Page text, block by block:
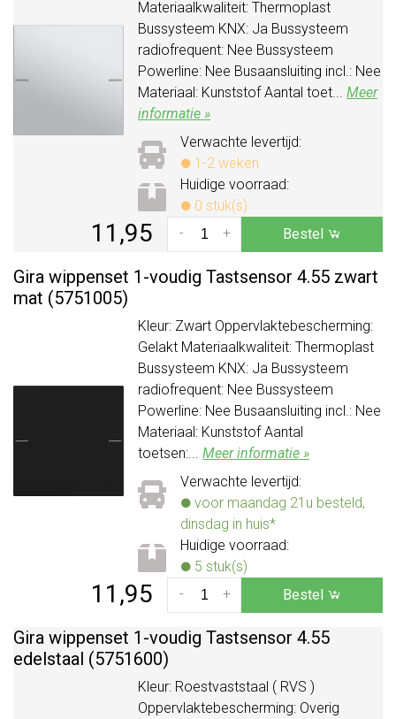
Materiaalkwaliteit: Thermoplast
Bussysteem KNX: Ja Bussysteem
radiofrequent: Nee Bussysteem
Powerline: Nee Busaansluiting incl.: Nee
Materiaal: Kunststof Aantal toet... Meer
informatie »
Verwachte levertijd:
1-2 weken
Huidige voorraad:
0 stuk(s)
11,95 +
- Bestel
Gira wippenset 1-voudig Tastsensor 4.55 zwart
mat (5751005)
Kleur: Zwart Oppervlaktebescherming:
Gelakt Materiaalkwaliteit: Thermoplast
Bussysteem KNX: Ja Bussysteem
radiofrequent: Nee Bussysteem
Powerline: Nee Busaansluiting incl.: Nee
Materiaal: Kunststof Aantal
toetsen:... Meer informatie »
Verwachte levertijd:
voor maandag 21u besteld,
dinsdag in huis*
Huidige voorraad:
5 stuk(s)
11,95 +
- Bestel
Gira wippenset 1-voudig Tastsensor 4.55
edelstaal (5751600)
Kleur: Roestvaststaal ( RVS )
Oppervlaktebescherming: Overig